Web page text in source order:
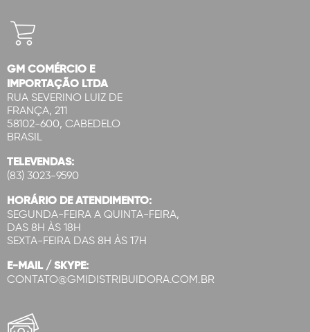
GM COMÉRCIO E
IMPORTAÇÃO LTDA
RUA SEVERINO LUIZ DE
FRANÇA, 211
58102-600, CABEDELO
BRASIL
TELEVENDAS:
(83) 3023-9590
HORÁRIO DE ATENDIMENTO:
SEGUNDA-FEIRA A QUINTA-FEIRA,
DAS 8H ÀS 18H
SEXTA-FEIRA DAS 8H ÀS 17H
E-MAIL / SKYPE:
CONTATO@GMIDISTRIBUIDORA.COM.BR